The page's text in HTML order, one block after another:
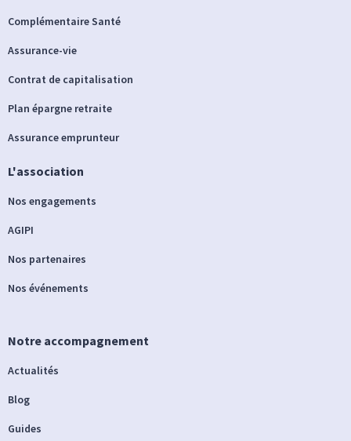
Complémentaire Santé
Assurance-vie
Contrat de capitalisation
Plan épargne retraite
Assurance emprunteur
L'association
Nos engagements
AGIPI
Nos partenaires
Nos événements
Notre accompagnement
Actualités
Blog
Guides